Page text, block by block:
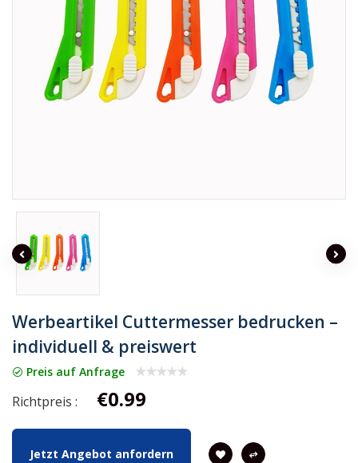
Werbeartikel Cuttermesser bedrucken –
individuell & preiswert
Preis auf Anfrage
Richtpreis : €0.99
Jetzt Angebot anfordern